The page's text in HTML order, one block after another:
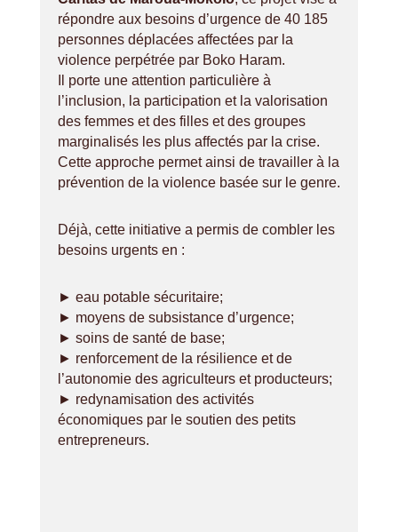
répondre aux besoins d’urgence de 40 185
personnes déplacées affectées par la
violence perpétrée par Boko Haram.
Il porte une attention particulière à
l’inclusion, la participation et la valorisation
des femmes et des filles et des groupes
marginalisés les plus affectés par la crise.
Cette approche permet ainsi de travailler à la
prévention de la violence basée sur le genre.
Déjà, cette initiative a permis de combler les
besoins urgents en :
► eau potable sécuritaire;
► moyens de subsistance d’urgence;
► soins de santé de base;
► renforcement de la résilience et de
l’autonomie des agriculteurs et producteurs;
► redynamisation des activités
économiques par le soutien des petits
entrepreneurs.